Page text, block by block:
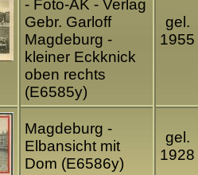
- Foto-AK - Verlag
Gebr. Garloff
Magdeburg -
kleiner Eckknick
oben rechts
(E6585y)
gel.
1955
Magdeburg -
Elbansicht mit
Dom (E6586y)
gel.
1928